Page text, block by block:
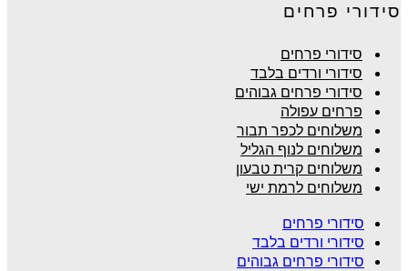
סידורי פרחים
סידורי פרחים
סידורי ורדים בלבד
סידורי פרחים גבוהים
פרחים עפולה
משלוחים לכפר תבור
משלוחים לנוף הגליל
משלוחים קרית טבעון
משלוחים לרמת ישי
סידורי פרחים
סידורי ורדים בלבד
סידורי פרחים גבוהים